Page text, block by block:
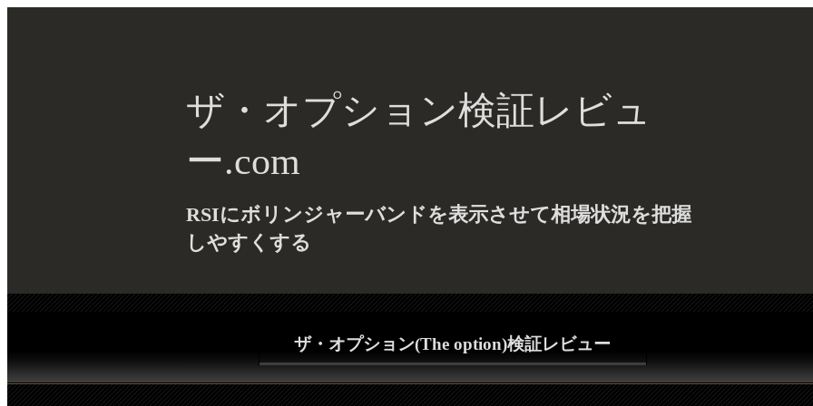
ザ・オプション検証レビュ
ー.com
RSIにボリンジャーバンドを表示させて相場状況を把握
しやすくする
ザ・オプション(The option)検証レビュー